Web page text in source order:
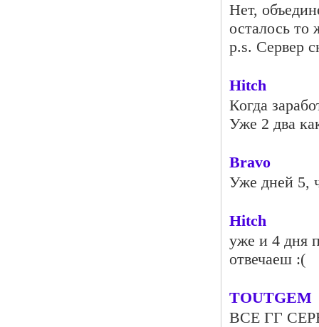
Нет,
осталось то
p.s. Сервер
Hitch
Когда
Уже 2 два
Bravo
Уже дней 5,
Hitch
уже и 4 дня
отвечаеш :(
TOUTGEM
ВСЕ ГГ